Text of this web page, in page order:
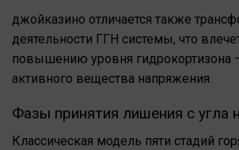
джойказино отличается также
деятельности ГГН системы, что
повышению уровня гидрокортизона
активного вещества напряжения.
Фазы принятия лишения с угла
Классическая модель пяти стадий